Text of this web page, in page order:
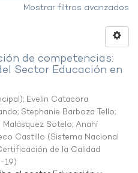
Mostrar filtros avanzados
de competencias:
Sector Educación en
; Evelin Catacora
; Stephanie Barboza Tello;
Malásquez Sotelo; Anahí
Castillo (Sistema Nacional
de la Calidad
19)